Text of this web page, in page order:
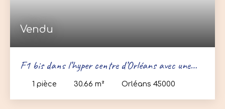
Vendu
F1 bis dans l’hyper centre d’Orléans avec une
cave1 pièce 30.66 m² Orléans 45000